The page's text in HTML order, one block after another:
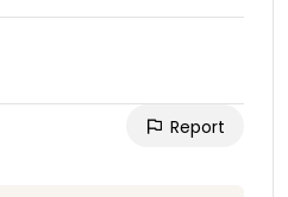
Report